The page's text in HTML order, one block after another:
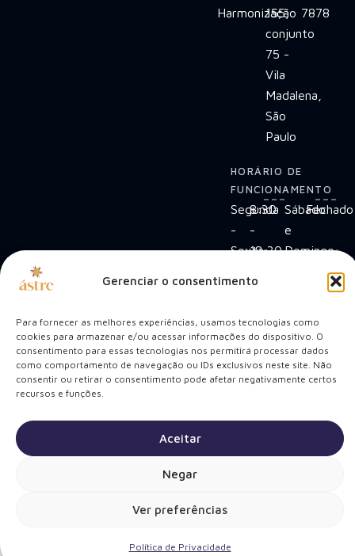
Gerenciar o consentimento
Para fornecer as melhores experiências, usamos tecnologias como
cookies para armazenar e/ou acessar informações do dispositivo. O
consentimento para essas tecnologias nos permitirá processar dados
como comportamento de navegação ou IDs exclusivos neste site. Não
consentir ou retirar o consentimento pode afetar negativamente certos
recursos e funções.
Aceitar
Negar
Ver preferências
Política de Privacidade
Harmonização
155,
conjunto
75 -
Vila
Madalena,
São
Paulo
7878
HORÁRIO DE
FUNCIONAMENTO
Segunda
-
Sexta:
8:30
-
18:30
Sábado
e
Domingo:
Fechado
Cuidando do Seu
SorrisoeBem-Estar
Política de Privacidade
Termos de Uso
Mapa do Site
© Clínica Ástre –